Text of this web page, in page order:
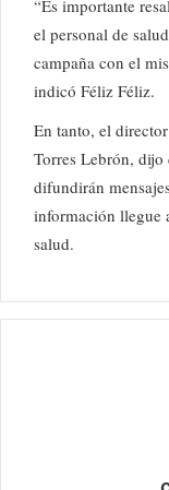
“Es importante
el personal de
campaña con el
indicó Féliz Féliz.
En tanto, el
Torres Lebrón, dijo
difundirán
información llegue
salud.